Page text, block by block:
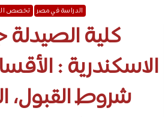
الدراسة في مصر تخصص
كلية
الاسكندرية :
شروط القبول،